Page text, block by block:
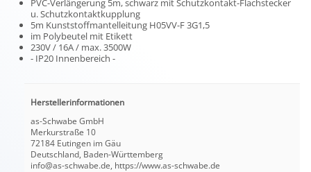
PVC-Verlängerung 5m, schwarz mit Schutzkontakt-Flachstecker
u. Schutzkontaktkupplung
5m Kunststoffmantelleitung H05VV-F 3G1,5
im Polybeutel mit Etikett
230V / 16A / max. 3500W
- IP20 Innenbereich -
Herstellerinformationen
as-Schwabe GmbH
Merkurstraße 10
72184 Eutingen im Gäu
Deutschland, Baden-Württemberg
info@as-schwabe.de, https://www.as-schwabe.de